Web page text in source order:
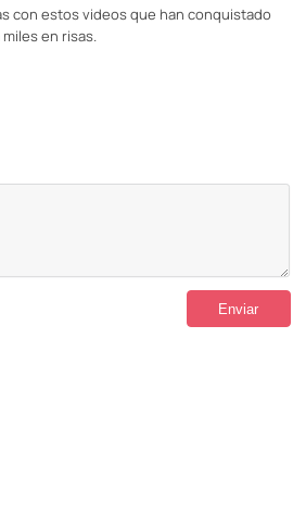
con estos videos que han conquistado
en risas.